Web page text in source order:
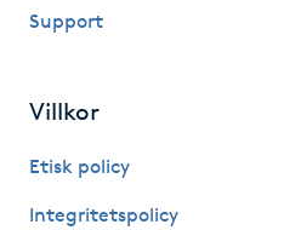
Kiropraktik
Klippning
Klippning & Slingor
Support
Villkor
Etisk policy
Integritetspolicy